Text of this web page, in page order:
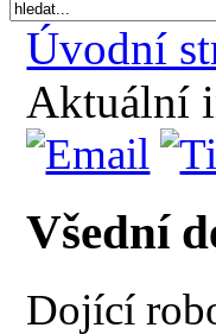
Úvodní
Aktuální
Všední
Dojící